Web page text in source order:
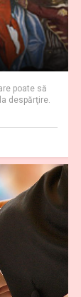
poate să
despărţire.